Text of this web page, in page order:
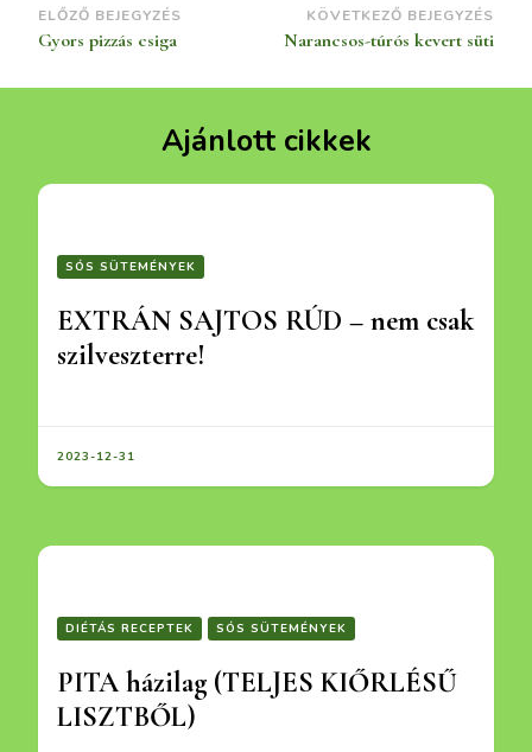
Bejegyzések
navigációja
ELŐZŐ BEJEGYZÉS
Gyors pizzás csiga
KÖVETKEZŐ BEJEGYZÉS
Narancsos-túrós kevert süti
Ajánlott cikkek
SÓS SÜTEMÉNYEK
EXTRÁN SAJTOS RÚD – nem csak
szilveszterre!
2023-12-31
DIÉTÁS RECEPTEK SÓS SÜTEMÉNYEK
PITA házilag (TELJES KIŐRLÉSŰ
LISZTBŐL)